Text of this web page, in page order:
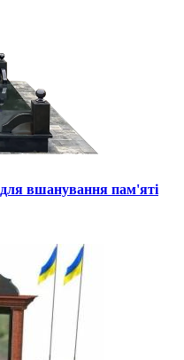
вшанування пам'яті